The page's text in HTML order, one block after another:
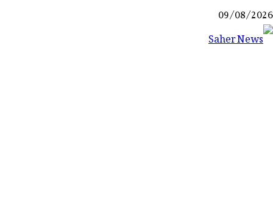
Skip
to
09/08/2026